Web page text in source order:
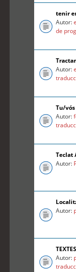
tenir
Autor:
de
Autor:
Tu/
Autor:
Teclat
Autor:
Autor:
TEXTES
Autor: